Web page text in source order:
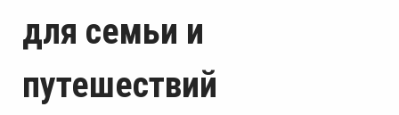
для семьи и
путешествий